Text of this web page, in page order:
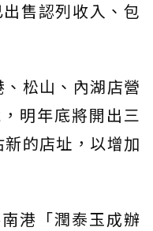
售認列收入、包
松山、內湖店營
明年底將開出三
的店址，以增加
港「潤泰玉成辦